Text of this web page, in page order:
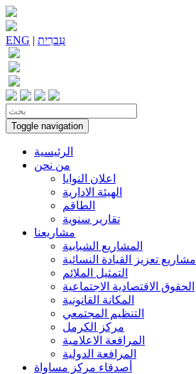
ENG | עִברִית
Toggle navigation
الرئيسية
من نحن
اعلان النوايا
الهيئة الادارية
الطاقم
تقارير سنوية
مشاريعنا
المشاريع الشبابية
مشاريع تعزيز القيادة النسائية
التمثيل الملائم
الحقوق الاقتصادية الاجتماعية
المكانة القانونية
التنظيم المجتمعي
مركز الكرمل
المرافعة الاعلامية
المرافعة الدولية
أصدقاء مركز مساواة